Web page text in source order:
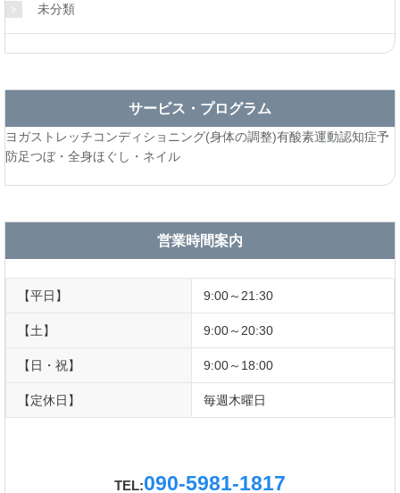
未分類
サービス・プログラム
ヨガストレッチコンディショニング(身体の調整)有酸素運動認知症予
防足つぼ・全身ほぐし・ネイル
営業時間案内
【平日】 9:00～21:30
【土】 9:00～20:30
【日・祝】 9:00～18:00
【定休日】 毎週木曜日
TEL:090-5981-1817